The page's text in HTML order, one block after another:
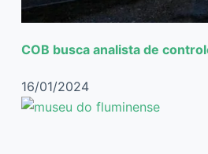
COB busca analista de
16/01/2024